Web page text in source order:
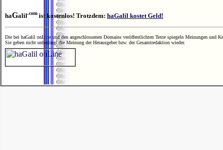
haGalil.com ist kostenlos! Trotzdem: haGalil kostet Geld!
Die bei haGalil onLine und den angeschlossenen Domains veröffentlichten Texte spiegeln Meinungen und
Sie geben nicht unbedingt die Meinung der Herausgeber bzw. der Gesamtredaktion wieder.